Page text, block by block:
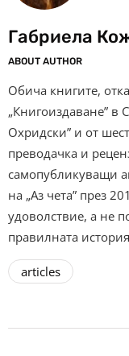
Габриела
ABOUT AUTHOR
Обича книгите,
„Книгоиздаване” в
Охридски” и от
преводачка и
самопубликуващи
на „Аз чета” през
удоволствие, а не
правилната
articles